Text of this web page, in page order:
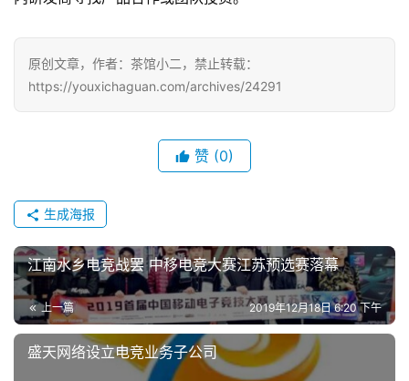
戏
单
机
休
闲
游
戏
2
原创文章，作者：茶馆小二，禁止转载：
https://youxichaguan.com/archives/24291
赞 (0)
生成海报
江南水乡电竞战罢 中移电竞大赛江苏预选赛落幕
上一篇 2019年12月18日 6:20 下午
盛天网络设立电竞业务子公司